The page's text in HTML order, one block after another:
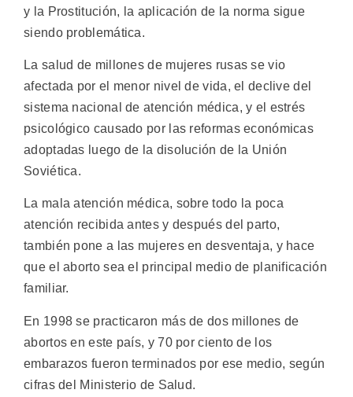
y la Prostitución, la aplicación de la norma sigue
siendo problemática.
La salud de millones de mujeres rusas se vio
afectada por el menor nivel de vida, el declive del
sistema nacional de atención médica, y el estrés
psicológico causado por las reformas económicas
adoptadas luego de la disolución de la Unión
Soviética.
La mala atención médica, sobre todo la poca
atención recibida antes y después del parto,
también pone a las mujeres en desventaja, y hace
que el aborto sea el principal medio de planificación
familiar.
En 1998 se practicaron más de dos millones de
abortos en este país, y 70 por ciento de los
embarazos fueron terminados por ese medio, según
cifras del Ministerio de Salud.